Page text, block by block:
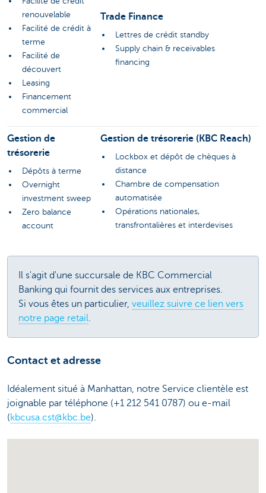
renouvelable
Facilité de crédit à
terme
Facilité de
découvert
Leasing
Financement
commercial
Trade Finance
Lettres de crédit standby
Supply chain & receivables
financing
Gestion de
trésorerie
Dépôts à terme
Overnight
investment sweep
Zero balance
account
Gestion de trésorerie (KBC Reach)
Lockbox et dépôt de chèques à
distance
Chambre de compensation
automatisée
Opérations nationales,
transfrontalières et interdevises
Il s'agit d'une succursale de KBC Commercial
Banking qui fournit des services aux entreprises.
Si vous êtes un particulier, veuillez suivre ce lien vers
notre page retail.
Contact et adresse
Idéalement situé à Manhattan, notre Service clientèle est
joignable par téléphone (+1 212 541 0787) ou e-mail
(kbcusa.cst@kbc.be).